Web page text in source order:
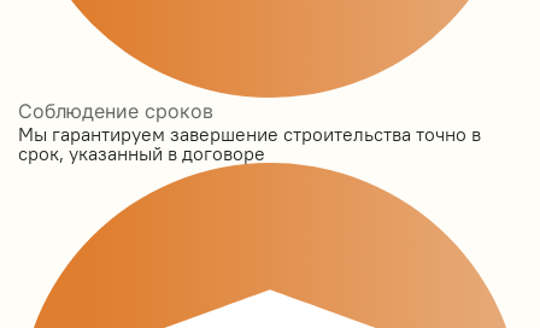
Соблюдение сроков
Мы гарантируем завершение строительства точно в
срок, указанный в договоре